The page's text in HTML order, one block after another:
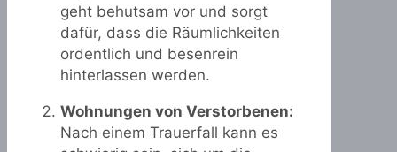
geht behutsam vor und sorgt
dafür, dass die Räumlichkeiten
ordentlich und besenrein
hinterlassen werden.
Wohnungen von Verstorbenen:
Nach einem Trauerfall kann es